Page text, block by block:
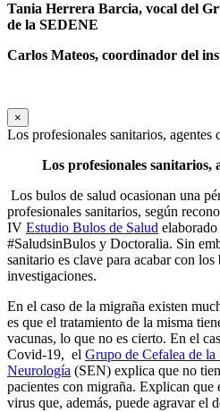
Tania Herrera Barcia, vocal del
de la SEDENE
Carlos Mateos, coordinador del
×
Los profesionales sanitarios, agentes
Los profesionales sanitarios,
Los bulos de salud ocasionan una
profesionales sanitarios, según
IV Estudio Bulos de Salud
#SaludsinBulos y Doctoralia. Sin
sanitario es clave para acabar con
investigaciones.
En el caso de la migraña existen
es que el tratamiento de la misma
vacunas, lo que no es cierto. En el
Covid-19, el Grupo de Cefalea de la
Neurología (SEN) explica que no
pacientes con migraña. Explican que
virus que, además, puede agravar el